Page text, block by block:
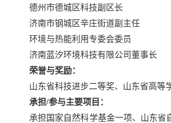
德州市德城区科技副区长
济南市钢城区辛庄街道副主任
环境与热能利用专委会委员
济南蓝汐环境科技有限公司董事长
荣誉与奖励：
山东省科技进步二等奖、山东省高等
承担/参与主要项目：
承担国家自然科学基金一项、山东省